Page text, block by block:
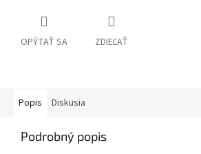
OPÝTAŤ SA ZDIEĽAŤ
Popis Diskusia
Podrobný popis